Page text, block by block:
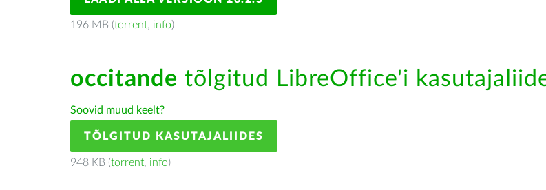
196 MB (torrent, info)
occitande tõlgitud LibreOffice'i
Soovid muud keelt?
TÕLGITUD KASUTAJALIIDES
948 KB (torrent, info)